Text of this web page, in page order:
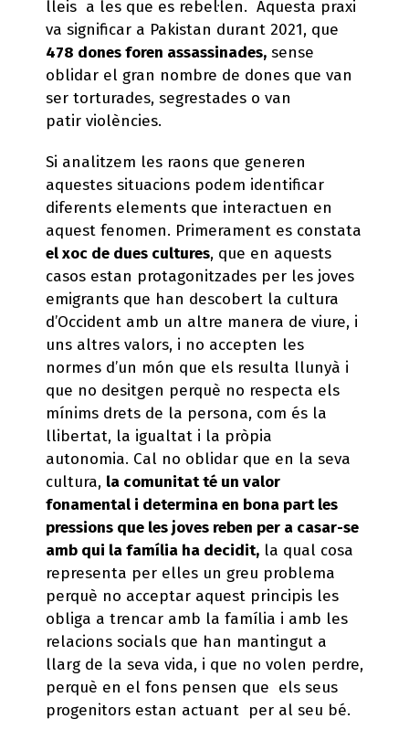
lleis a les que es rebel·len. Aquesta praxi
va significar a Pakistan durant 2021, que
478 dones foren assassinades, sense
oblidar el gran nombre de dones que van
ser torturades, segrestades o van
patir violències.
Si analitzem les raons que generen
aquestes situacions podem identificar
diferents elements que interactuen en
aquest fenomen. Primerament es constata
el xoc de dues cultures, que en aquests
casos estan protagonitzades per les joves
emigrants que han descobert la cultura
d’Occident amb un altre manera de viure, i
uns altres valors, i no accepten les
normes d’un món que els resulta llunyà i
que no desitgen perquè no respecta els
mínims drets de la persona, com és la
llibertat, la igualtat i la pròpia
autonomia. Cal no oblidar que en la seva
cultura, la comunitat té un valor
fonamental i determina en bona part les
pressions que les joves reben per a casar-se
amb qui la família ha decidit, la qual cosa
representa per elles un greu problema
perquè no acceptar aquest principis les
obliga a trencar amb la família i amb les
relacions socials que han mantingut a
llarg de la seva vida, i que no volen perdre,
perquè en el fons pensen que els seus
progenitors estan actuant per al seu bé.